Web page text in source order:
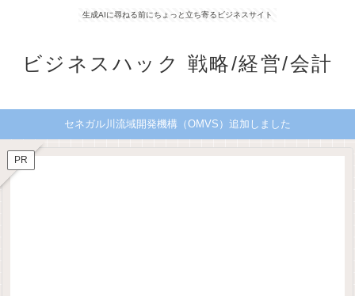
生成AIに尋ねる前にちょっと立ち寄るビジネスサイト
ビジネスハック 戦略/経営/会計
セネガル川流域開発機構（OMVS）追加しました
PR